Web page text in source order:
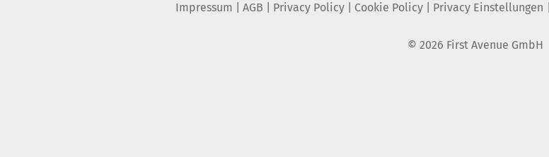
Impressum AGB Privacy Policy| Cookie Policy| Privacy Einstellungen
© 2026 First Avenue GmbH